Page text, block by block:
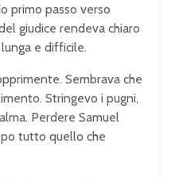
primo passo verso
giudice rendeva chiaro
e difficile.
Sembrava che
Stringevo i pugni,
Perdere Samuel
tutto quello che